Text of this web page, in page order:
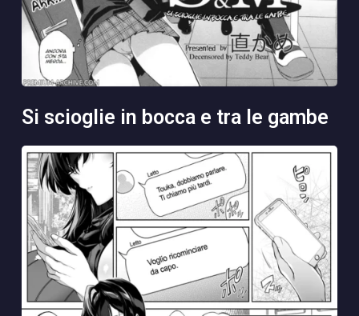
si scioglie in bocca e tra le gambe